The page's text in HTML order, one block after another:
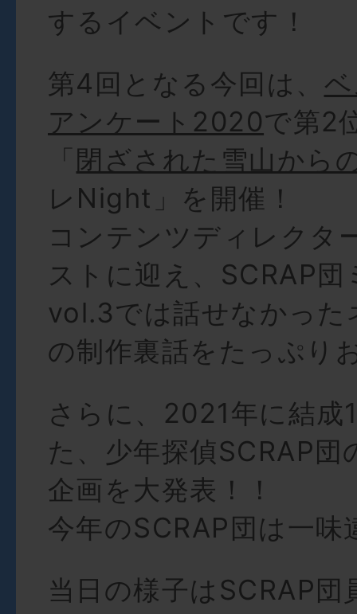
するイベントです！
第4回となる今回は、
アンケート2020で第2
「 閉ざされた雪山から
レNight」を開催！
コンテンツディレクタ
ストに迎え、SCRAP
vol.3では話せなかった
の制作裏話をたっぷり
さらに、2021年に結成
た、少年探偵SCRAP団
企画を大発表！！
今年のSCRAP団は一味
当日の様子はSCRAP団